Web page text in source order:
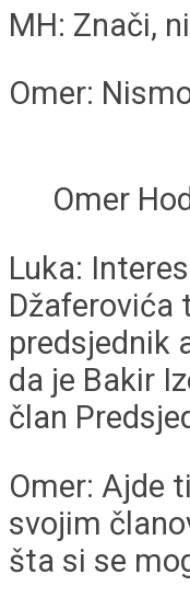
MH: Znači,
Omer:
Omer
Luka:
Džaferovića
predsjednik
da je Bakir
član
Omer: Ajde
svojim
šta si se